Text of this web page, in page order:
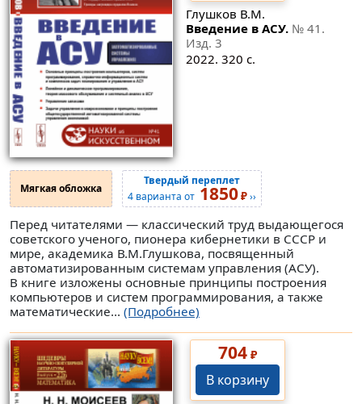
Глушков В.М.
Введение в АСУ. № 41 .
Изд. 3
2022. 320 с.
Мягкая обложка
Твердый переплет
4 варианта от 1850₽››
Перед читателями — классический труд выдающегося
советского ученого, пионера кибернетики в СССР и
мире, академика В.М.Глушкова, посвященный
автоматизированным системам управления (АСУ).
В книге изложены основные принципы построения
компьютеров и систем программирования, а также
математические... (Подробнее)
704₽
В корзину